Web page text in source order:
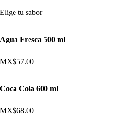
Elige tu sabor
Agua Fresca 500 ml
MX$57.00
Coca Cola 600 ml
MX$68.00